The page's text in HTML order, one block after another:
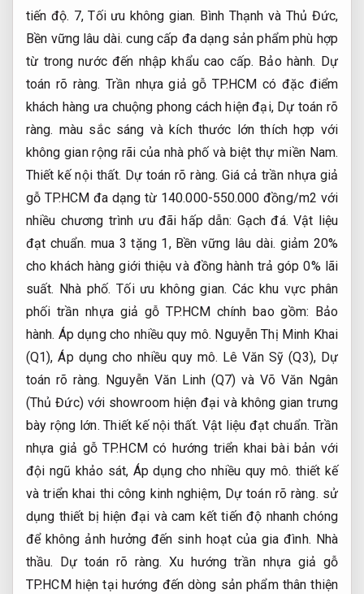
tiến độ. 7,Tối ưu không gian. Bình Thạnh và Thủ Đức,
Bền vững lâu dài. cung cấp đa dạng sản phẩm phù hợp
từ trong nước đến nhập khẩu cao cấp. Bảo hành. Dự
toán rõ ràng. Trần nhựa giả gỗ TP.HCM có đặc điểm
khách hàng ưa chuộng phong cách hiện đại, Dự toán rõ
ràng. màu sắc sáng và kích thước lớn thích hợp với
không gian rộng rãi của nhà phố và biệt thự miền Nam.
Thiết kế nội thất. Dự toán rõ ràng. Giá cả trần nhựa giả
gỗ TP.HCM đa dạng từ 140.000-550.000 đồng/m2 với
nhiều chương trình ưu đãi hấp dẫn: Gạch đá. Vật liệu
đạt chuẩn. mua 3 tặng 1, Bền vững lâu dài. giảm 20%
cho khách hàng giới thiệu và đồng hành trả góp 0% lãi
suất. Nhà phố. Tối ưu không gian. Các khu vực phân
phối trần nhựa giả gỗ TP.HCM chính bao gồm:
Bảo
hành. Áp dụng cho nhiều quy mô. Nguyễn Thị Minh Khai
(Q1),Áp dụng cho nhiều quy mô. Lê Văn Sỹ (Q3), Dự
toán rõ ràng. Nguyễn Văn Linh (Q7) và Võ Văn Ngân
(Thủ Đức) với showroom hiện đại và không gian trưng
bày rộng lớn.Thiết kế nội thất. Vật liệu đạt chuẩn. Trần
nhựa giả gỗ TP.HCM có hướng triển khai bài bản với
đội ngũ khảo sát, Áp dụng cho nhiều quy mô. thiết kế
và triển khai thi công kinh nghiệm, Dự toán rõ ràng. sử
dụng thiết bị hiện đại và cam kết tiến độ nhanh chóng
để không ảnh hưởng đến sinh hoạt của gia đình. Nhà
thầu.
Dự toán rõ ràng. Xu hướng trần nhựa giả gỗ
TP.HCM hiện tại hướng đến dòng sản phẩm thân thiện